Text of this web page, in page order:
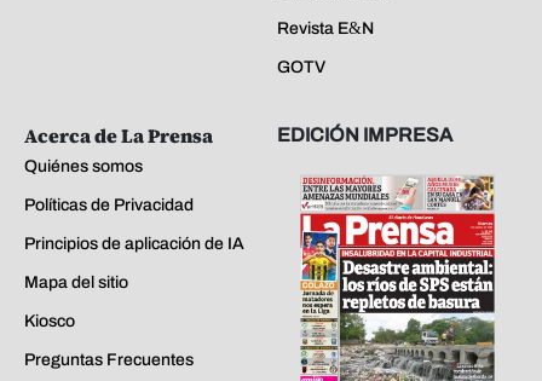
Revista E&N
GOTV
Acerca de La Prensa
Quiénes somos
Políticas de Privacidad
Principios de aplicación de IA
Mapa del sitio
Kiosco
Preguntas Frecuentes
EDICIÓN IMPRESA